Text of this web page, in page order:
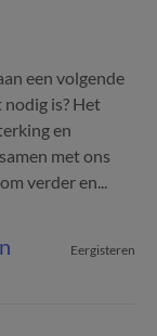
een volgende
is? Het
en
met ons
verder en...
Eergisteren